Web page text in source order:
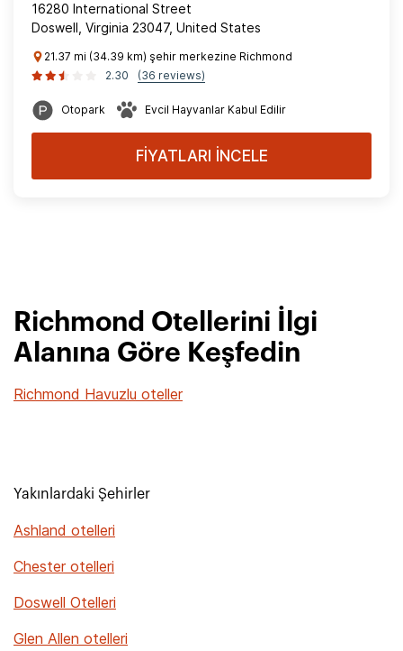
16280 International Street
Doswell, Virginia 23047, United States
21.37 mi (34.39 km) şehir merkezine Richmond
2.30
(36 reviews)
Otopark Evcil Hayvanlar Kabul Edilir
FİYATLARI İNCELE
Richmond Otellerini İlgi
Alanına Göre Keşfedin
Richmond Havuzlu oteller
Yakınlardaki Şehirler
Ashland otelleri
Chester otelleri
Doswell Otelleri
Glen Allen otelleri